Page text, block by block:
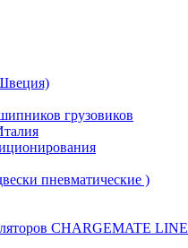
грузовиков
пневматические )
CHARGEMATE LINE